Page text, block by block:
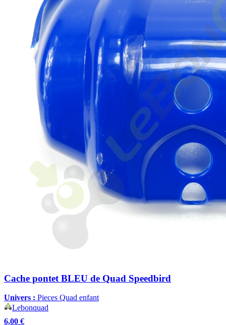
Cache pontet BLEU de Quad Speedbird
Univers : Pieces Quad enfant
Lebonquad
6,00 €